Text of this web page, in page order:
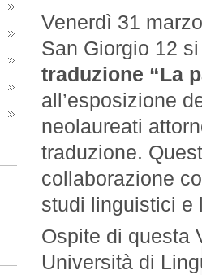
Venerdì 31
San Giorgio 12
traduzione “La
all’esposizione
neolaureati
traduzione.
collaborazione
studi linguistici e
Ospite di questa
Università di